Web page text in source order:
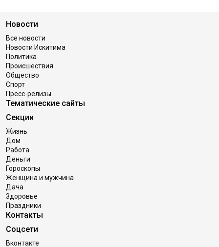
Новости
Все новости
Новости Искитима
Политика
Происшествия
Общество
Спорт
Пресс-релизы
Тематические сайты
Секции
Жизнь
Дом
Работа
Деньги
Гороскопы
Женщина и мужчина
Дача
Здоровье
Праздники
Контакты
Соцсети
Вконтакте